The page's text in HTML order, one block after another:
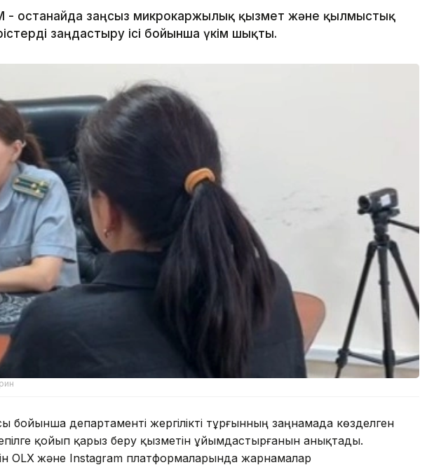
- Қостанайда заңсыз микрокаржылық қызмет және қылмыстық
заңдастыру ісі бойынша үкім шықты.
департаменті жергілікті тұрғынның заңнамада көзделген
қойып қарыз беру қызметін ұйымдастырғанын анықтады.
OLX және Instagram платформаларында жарнамалар